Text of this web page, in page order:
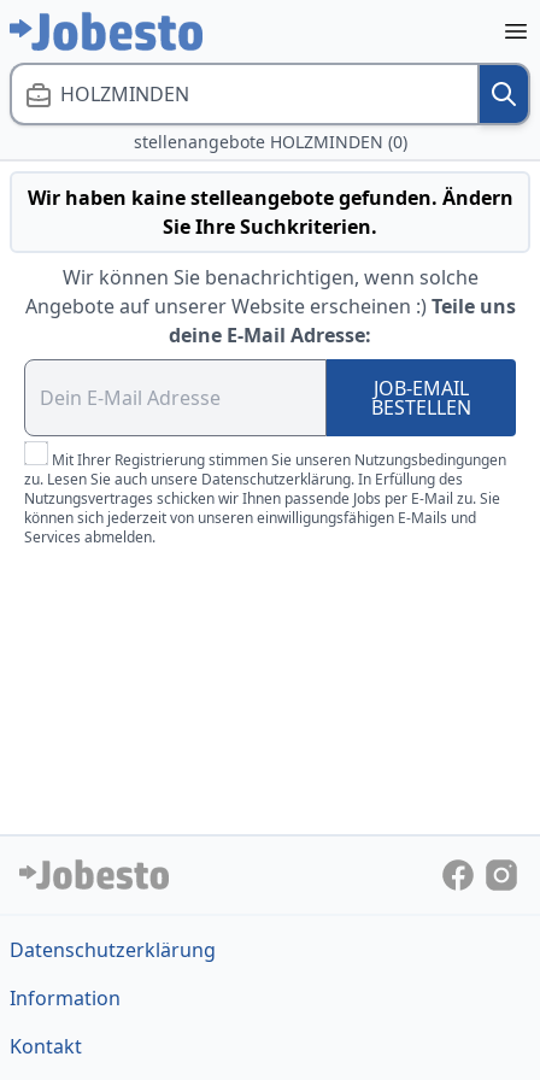
HOLZMINDEN
stellenangebote HOLZMINDEN (0)
Wir haben kaine stelleangebote gefunden. Ändern
Sie Ihre Suchkriterien.
Wir können Sie benachrichtigen, wenn solche
Angebote auf unserer Website erscheinen :) Teile uns
deine E-Mail Adresse:
JOB-EMAIL
BESTELLEN
Mit Ihrer Registrierung stimmen Sie unseren Nutzungsbedingungen
zu. Lesen Sie auch unsere Datenschutzerklärung. In Erfüllung des
Nutzungsvertrages schicken wir Ihnen passende Jobs per E-Mail zu. Sie
können sich jederzeit von unseren einwilligungsfähigen E-Mails und
Services abmelden.
Datenschutzerklärung
Information
Kontakt